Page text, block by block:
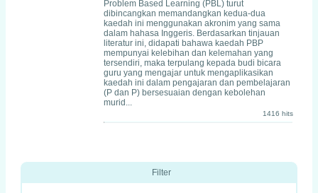
Problem Based Learning (PBL) turut
dibincangkan memandangkan kedua-dua
kaedah ini menggunakan akronim yang sama
dalam hahasa Inggeris. Berdasarkan tinjauan
literatur ini, didapati bahawa kaedah PBP
mempunyai kelebihan dan kelemahan yang
tersendiri, maka terpulang kepada budi bicara
guru yang mengajar untuk mengaplikasikan
kaedah ini dalam pengajaran dan pembelajaran
(P dan P) bersesuaian dengan kebolehan
murid...
1416 hits
Filter